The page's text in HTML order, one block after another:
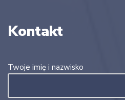
Kontakt
Twoje imię i nazwisko